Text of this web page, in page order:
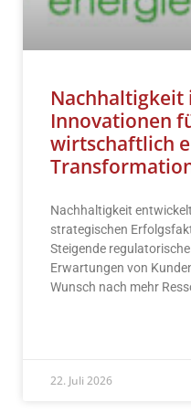
Nachhaltigkeit
Innovationen
wirtschaftlich
Nachhaltigkeit
strategischen
Steigende
Erwartungen von
Wunsch nach mehr
22. Juli 2026